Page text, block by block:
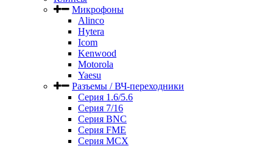
Микрофоны
Alinco
Hytera
Icom
Kenwood
Motorola
Yaesu
Разъемы / ВЧ-переходники
Серия 1.6/5.6
Серия 7/16
Серия BNC
Серия FME
Серия MCX